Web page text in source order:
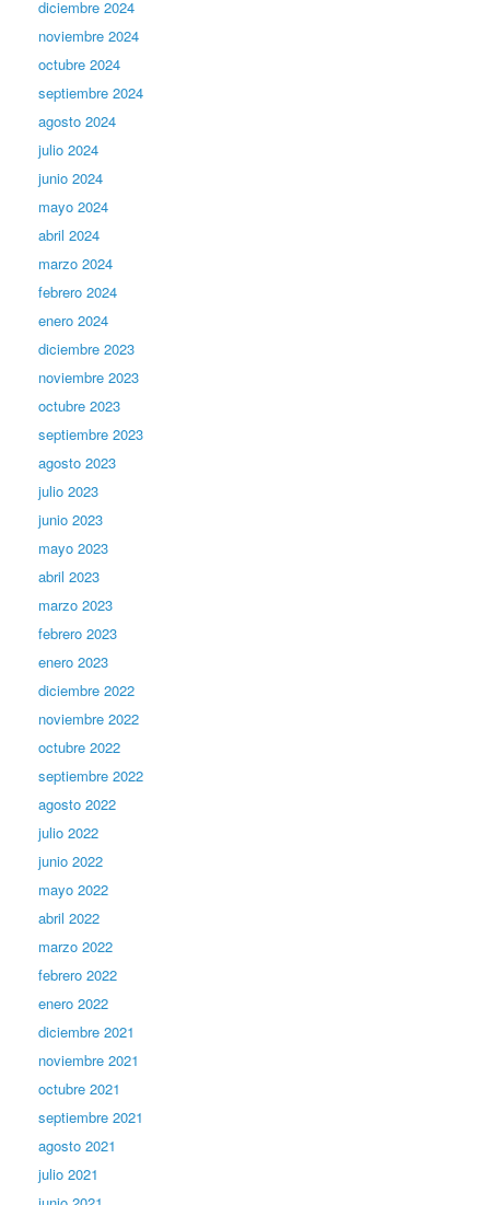
diciembre 2024
noviembre 2024
octubre 2024
septiembre 2024
agosto 2024
julio 2024
junio 2024
mayo 2024
abril 2024
marzo 2024
febrero 2024
enero 2024
diciembre 2023
noviembre 2023
octubre 2023
septiembre 2023
agosto 2023
julio 2023
junio 2023
mayo 2023
abril 2023
marzo 2023
febrero 2023
enero 2023
diciembre 2022
noviembre 2022
octubre 2022
septiembre 2022
agosto 2022
julio 2022
junio 2022
mayo 2022
abril 2022
marzo 2022
febrero 2022
enero 2022
diciembre 2021
noviembre 2021
octubre 2021
septiembre 2021
agosto 2021
julio 2021